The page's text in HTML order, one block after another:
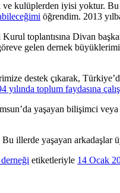
kulüplerden iyisi yoktur.
öğrendim. 2013
toplantısına Divan
gelen dernek
destek çıkarak,
toplum faydasına
yaşayan bilişimci
illerde yaşayan arkadaşlar
etiketleriyle 14 Ocak